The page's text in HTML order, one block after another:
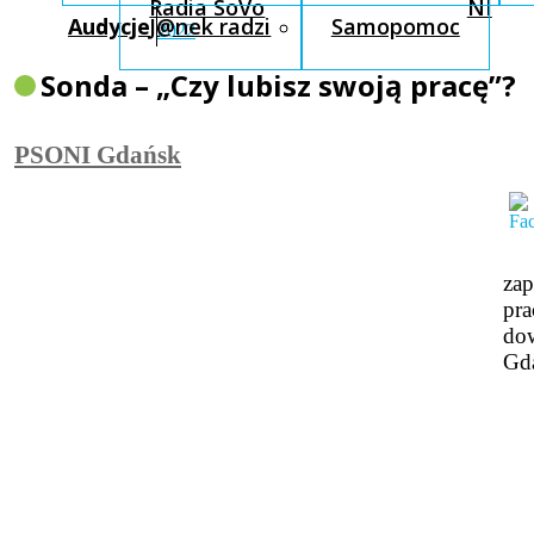
Radia SoVo NI
J@nek radzi Samopomoc
Audycje 2022
Sonda – „Czy lubisz swoją pracę”?
PSONI Gdańsk